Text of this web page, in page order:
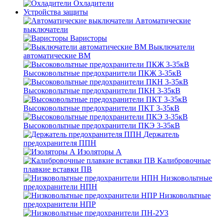
Охладители
Устройства защиты
Автоматические
выключатели
Варисторы
Выключатели
автоматические ВМ
Высоковольтные предохранители ПКЖ 3-35кВ
Высоковольтные предохранители ПКН 3-35кВ
Высоковольтные предохранители ПКТ 3-35кВ
Высоковольтные предохранители ПКЭ 3-35кВ
Держатель
предохранителя ППН
Изоляторы А
Калибровочные
плавкие вставки ПВ
Низковольтные
предохранители НПН
Низковольтные
предохранители НПР